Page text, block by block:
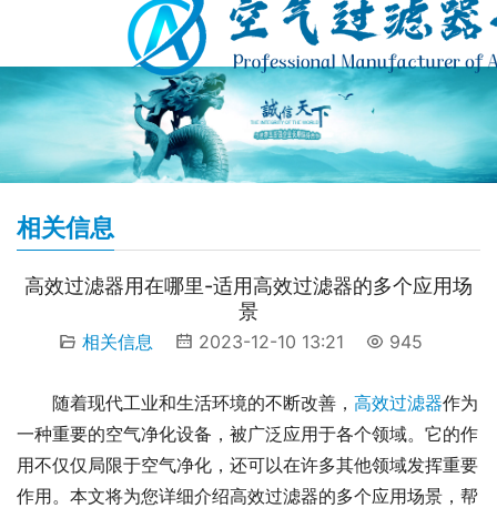
相关信息
高效过滤器用在哪里-适用高效过滤器的多个应用场
景
相关信息 2023-12-10 13:21 945
随着现代工业和生活环境的不断改善， 高效过滤器作为
一种重要的空气净化设备，被广泛应用于各个领域。它的作
用不仅仅局限于空气净化，还可以在许多其他领域发挥重要
作用。本文将为您详细介绍高效过滤器的多个应用场景，帮